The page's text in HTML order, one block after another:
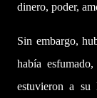
dinero, poder,
Sin embargo,
había
estuvieron a su